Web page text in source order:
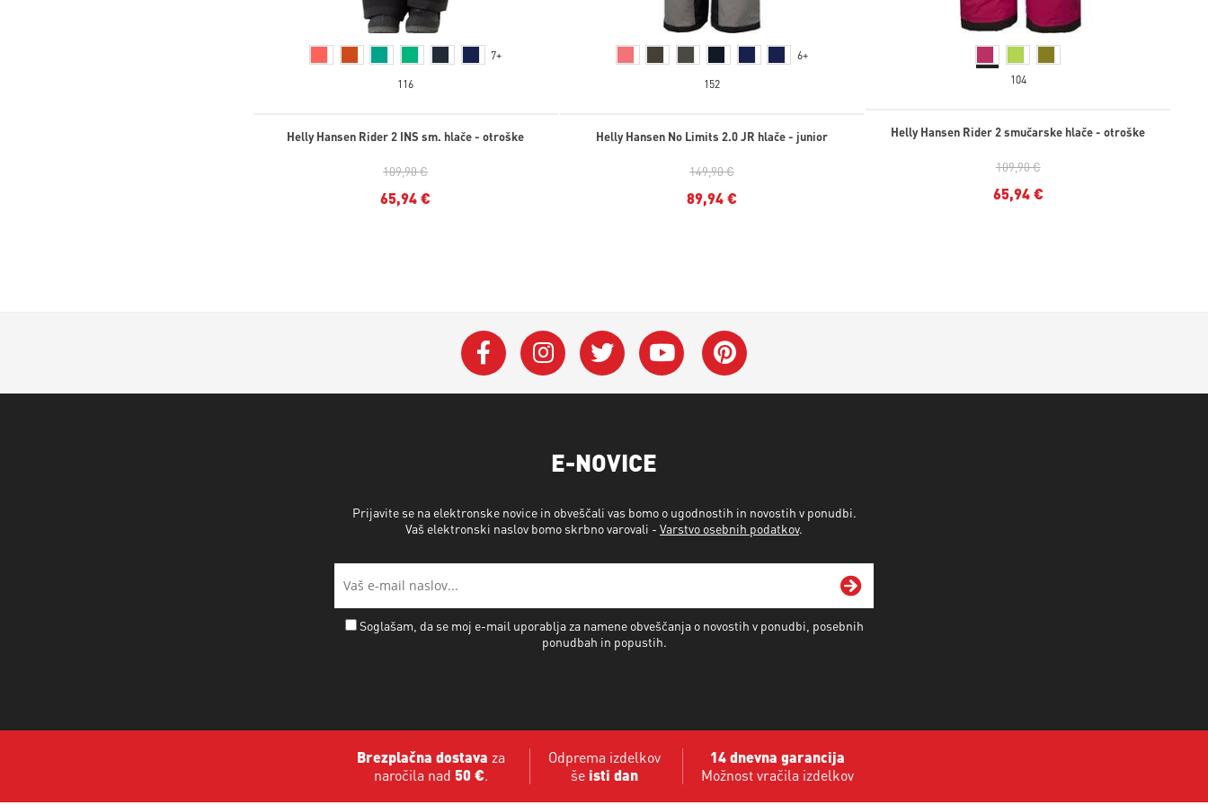
7+
116
Helly Hansen Rider 2 INS sm. hlače - otroške
109,90 €
65,94 €
6+
152
Helly Hansen No Limits 2.0 JR hlače - junior
149,90 €
89,94 €
104
Helly Hansen Rider 2 smučarske hlače - otroške
109,90 €
65,94 €
E-NOVICE
Prijavite se na elektronske novice in obveščali vas bomo o ugodnostih in novostih v ponudbi.
Vaš elektronski naslov bomo skrbno varovali - Varstvo osebnih podatkov.
Soglašam, da se moj e-mail uporablja za namene obveščanja o novostih v ponudbi, posebnih
ponudbah in popustih.
Brezplačna dostava za
naročila nad 50 €.
Odprema izdelkov
še isti dan
14 dnevna garancija
Možnost vračila izdelkov